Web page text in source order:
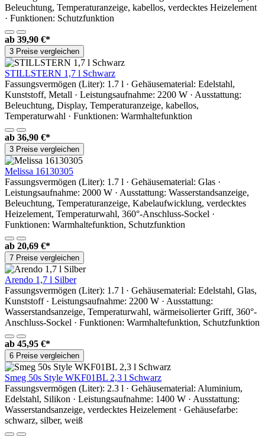
Beleuchtung, Temperaturanzeige, kabellos, verdecktes Heizelement
· Funktionen: Schutzfunktion
ab 39,90 €*
3 Preise vergleichen
STILLSTERN 1,7 l Schwarz
Fassungsvermögen (Liter): 1.7 l · Gehäusematerial: Edelstahl,
Kunststoff, Metall · Leistungsaufnahme: 2200 W · Ausstattung:
Beleuchtung, Display, Temperaturanzeige, kabellos,
Temperaturwahl · Funktionen: Warmhaltefunktion
ab 36,90 €*
3 Preise vergleichen
Melissa 16130305
Fassungsvermögen (Liter): 1.7 l · Gehäusematerial: Glas ·
Leistungsaufnahme: 2000 W · Ausstattung: Wasserstandsanzeige,
Beleuchtung, Temperaturanzeige, Kabelaufwicklung, verdecktes
Heizelement, Temperaturwahl, 360°-Anschluss-Sockel ·
Funktionen: Warmhaltefunktion, Schutzfunktion
ab 20,69 €*
7 Preise vergleichen
Arendo 1,7 l Silber
Fassungsvermögen (Liter): 1.7 l · Gehäusematerial: Edelstahl, Glas,
Kunststoff · Leistungsaufnahme: 2200 W · Ausstattung:
Wasserstandsanzeige, Temperaturwahl, wärmeisolierter Griff, 360°-
Anschluss-Sockel · Funktionen: Warmhaltefunktion, Schutzfunktion
ab 45,95 €*
6 Preise vergleichen
Smeg 50s Style WKF01BL 2,3 l Schwarz
Fassungsvermögen (Liter): 2.3 l · Gehäusematerial: Aluminium,
Edelstahl, Silikon · Leistungsaufnahme: 1400 W · Ausstattung:
Wasserstandsanzeige, verdecktes Heizelement · Gehäusefarbe:
schwarz, silber, weiß